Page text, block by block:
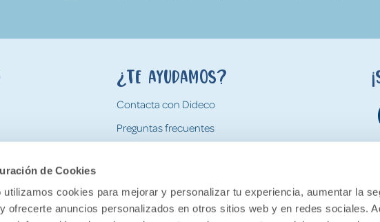
de Cookies
utilizamos cookies para mejorar y personalizar tu experiencia, aumentar la
ofrecerte anuncios personalizados en otros sitios web y en redes sociales.
¿Te ayudamos?
Contacta con Dideco
Preguntas frecuentes
Devoluciones